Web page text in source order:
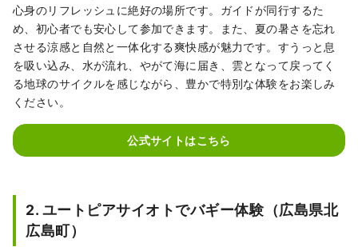
心身のリフレッシュに絶好の場所です。ガイドが同行するた
め、初心者でも安心して参加できます。また、夏の暑さを忘れ
させる涼感と自然と一体化する爽快感が魅力です。すうっと息
を吸い込み、水が流れ、やがて海に届き、雲となって戻ってく
る地球のサイクルを感じながら、豊かで特別な体験をお楽しみ
ください。
公式サイトはこちら
2. ユートピアサイオトでバギー体験（広島県北
広島町）